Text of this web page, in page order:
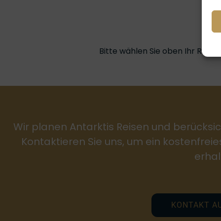
Bitte wählen Sie oben Ihr
Wir planen Antarktis Reisen und
Kontaktieren Sie uns, um ein
KONTAKT